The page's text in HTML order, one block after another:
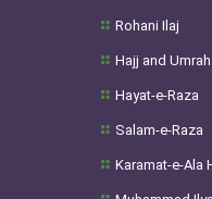
Rohani Ilaj
Hajj and Umrah
Hayat-e-Raza
Salam-e-Raza
Karamat-e-Ala